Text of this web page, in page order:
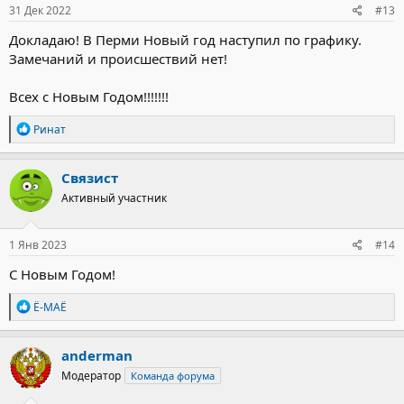
31 Дек 2022 #13
Докладаю! В Перми Новый год наступил по графику.
Замечаний и происшествий нет!
Всех с Новым Годом!!!!!!!
Р
е
а
к
ц
и
и
:
Ринат
Связист
Активный участник
1 Янв 2023 #14
С Новым Годом!
Р
е
а
к
ц
и
и
Ё-МАЁ
anderman
Модератор Команда форума